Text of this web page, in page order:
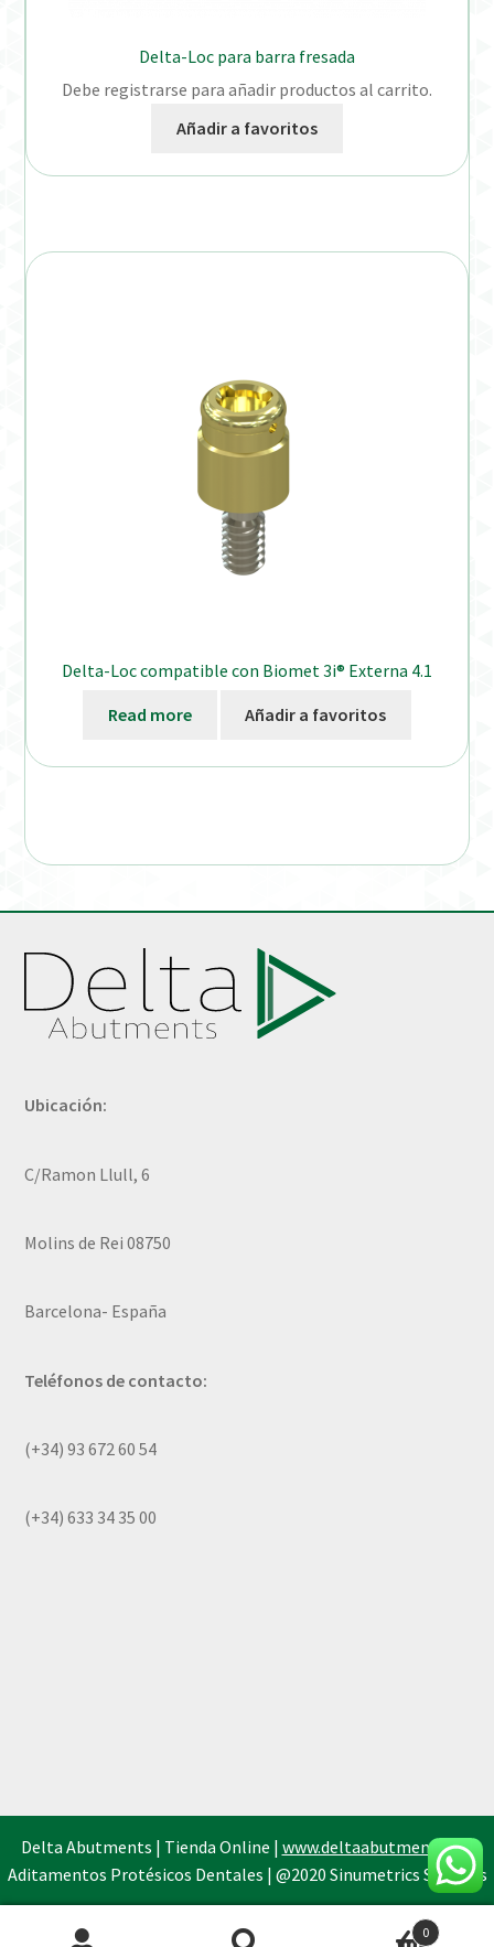
Delta-Loc para barra fresada
Debe registrarse para añadir productos al carrito.
Añadir a favoritos
Delta-Loc compatible con Biomet 3i® Externa 4.1
Read more Añadir a favoritos
Ubicación:
C/Ramon Llull, 6
Molins de Rei 08750
Barcelona- España
Teléfonos de contacto:
(+34) 93 672 60 54
(+34) 633 34 35 00
Delta Abutments | Tienda Online | www.deltaabutments.es|
Aditamentos Protésicos Dentales | @2020 Sinumetrics Systems
0